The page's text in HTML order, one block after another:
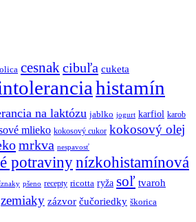
cesnakcibuľa cuketa
histamín
na laktózu jablko jogurt karfiol karob
mlieko kokosový cukor kokosový olej
mrkva nespavosť
potravinynízkohistamínová
pšeno recepty ricotta ryža soľ tvaroh
zemiaky zázvor čučoriedky škorica